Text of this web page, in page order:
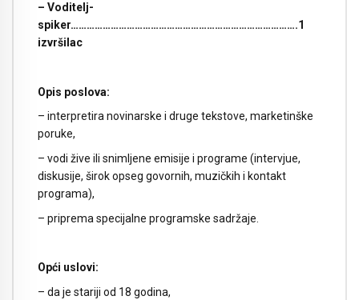
– Voditelj-
spiker………………………………………………………………………….1
izvršilac
Opis poslova:
– interpretira novinarske i druge tekstove, marketinške
poruke,
– vodi žive ili snimljene emisije i programe (intervjue,
diskusije, širok opseg govornih, muzičkih i kontakt
programa),
– priprema specijalne programske sadržaje.
Opći uslovi:
– da je stariji od 18 godina,